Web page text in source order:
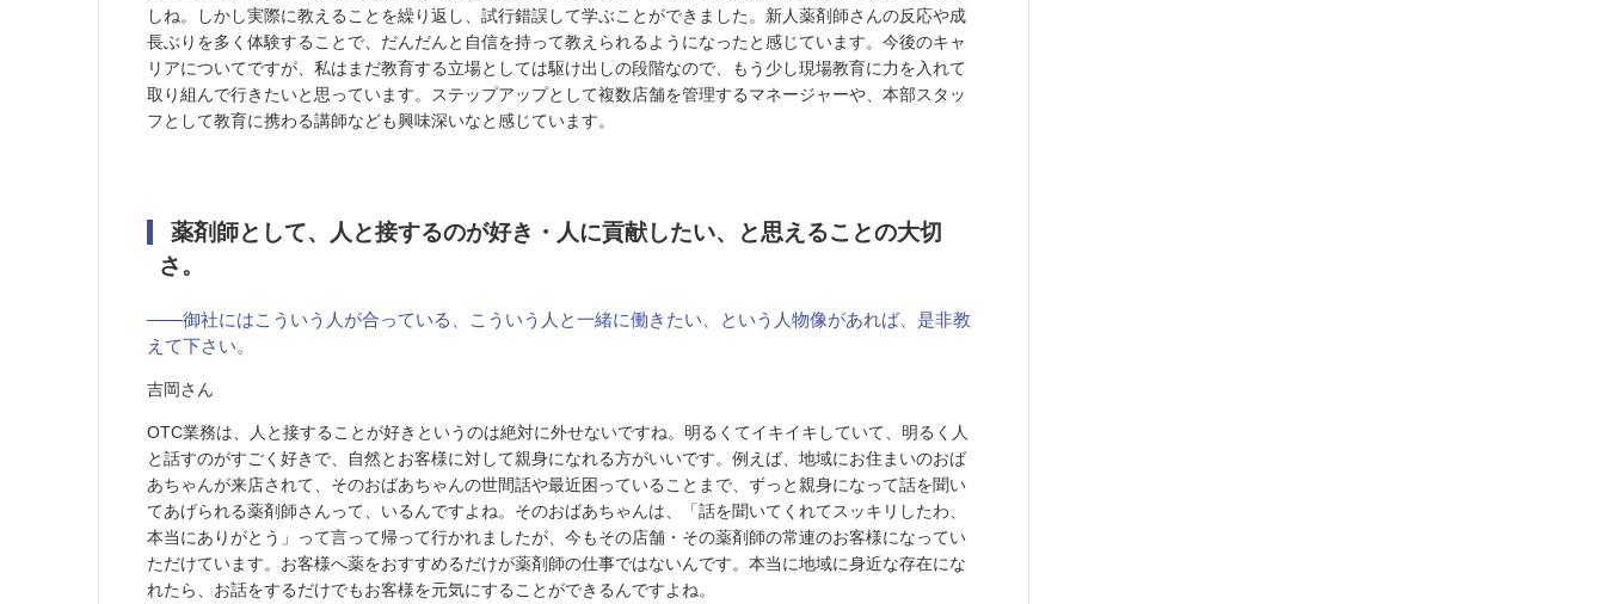
しね。しかし実際に教えることを繰り返し、試行錯誤して学ぶことができました。新人薬剤師さんの反応や成
長ぶりを多く体験することで、だんだんと自信を持って教えられるようになったと感じています。今後のキャ
リアについてですが、私はまだ教育する立場としては駆け出しの段階なので、もう少し現場教育に力を入れて
取り組んで行きたいと思っています。ステップアップとして複数店舗を管理するマネージャーや、本部スタッ
フとして教育に携わる講師なども興味深いなと感じています。
薬剤師として、人と接するのが好き・人に貢献したい、と思えることの大切
さ。
――御社にはこういう人が合っている、こういう人と一緒に働きたい、という人物像があれば、是非教
えて下さい。
吉岡さん
OTC業務は、人と接することが好きというのは絶対に外せないですね。明るくてイキイキしていて、明るく人
と話すのがすごく好きで、自然とお客様に対して親身になれる方がいいです。例えば、地域にお住まいのおば
あちゃんが来店されて、そのおばあちゃんの世間話や最近困っていることまで、ずっと親身になって話を聞い
てあげられる薬剤師さんって、いるんですよね。そのおばあちゃんは、「話を聞いてくれてスッキリしたわ、
本当にありがとう」って言って帰って行かれましたが、今もその店舗・その薬剤師の常連のお客様になってい
ただけています。お客様へ薬をおすすめるだけが薬剤師の仕事ではないんです。本当に地域に身近な存在にな
れたら、お話をするだけでもお客様を元気にすることができるんですよね。